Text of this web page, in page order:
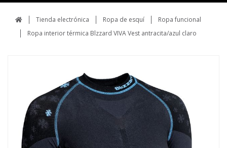
navigation
Tienda electrónica Ropa de esquí
Ropa funcional
Ropa interior térmica Blzzard VIVA Vest antracita/azul claro